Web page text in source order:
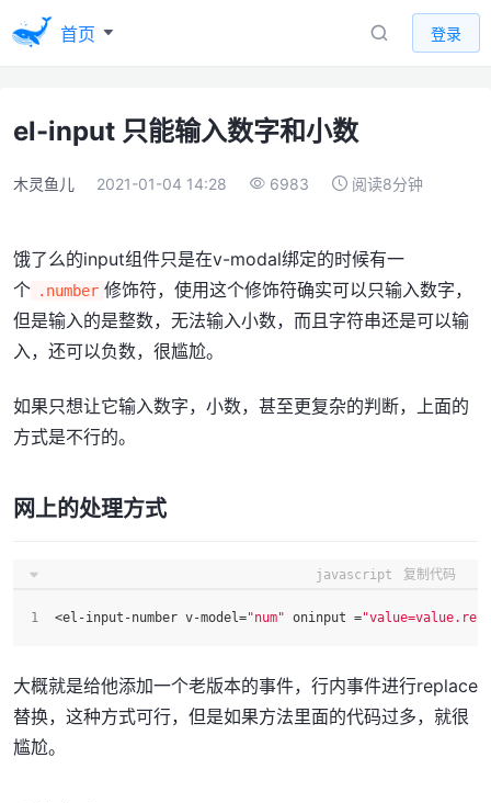
首页 登录
el-input 只能输入数字和小数
木灵鱼儿 2021-01-04 14:28 6983 阅读8分钟
饿了么的input组件只是在v-modal绑定的时候有一
个 .number 修饰符，使用这个修饰符确实可以只输入数字，
但是输入的是整数，无法输入小数，而且字符串还是可以输
入，还可以负数，很尴尬。
如果只想让它输入数字，小数，甚至更复杂的判断，上面的
方式是不行的。
网上的处理方式
javascript 复制代码
<el-input-number v-model="num" oninput =
大概就是给他添加一个老版本的事件，行内事件进行replace
替换，这种方式可行，但是如果方法里面的代码过多，就很
尴尬。